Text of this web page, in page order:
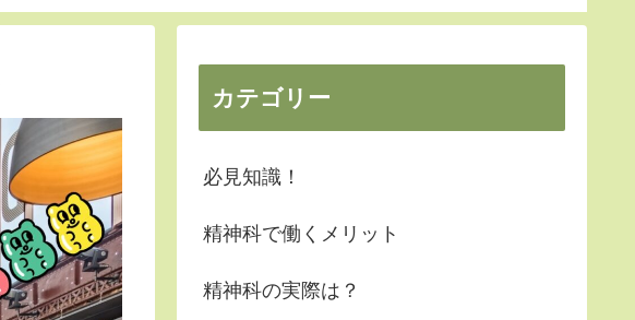
カテゴリー
必見知識！
精神科で働くメリット
精神科の実際は？